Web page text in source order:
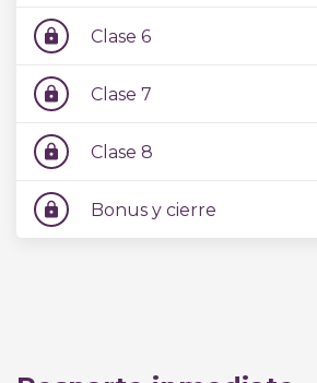
lock Clase 6
lock Clase 7
lock Clase 8
lock Bonus y cierre